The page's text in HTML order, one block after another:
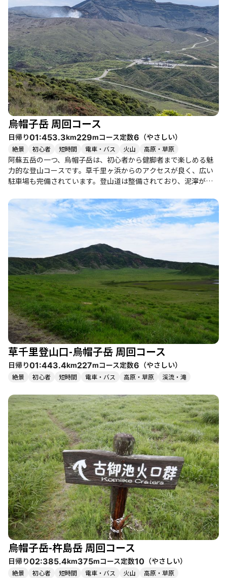
烏帽子岳 周回コース
日帰り01:453.3km229mコース定数6 （やさしい）
絶景 初心者 短時間 電車・バス 火山 高原・草原
阿蘇五岳の一つ、烏帽子岳は、初心者から健脚者まで楽しめる魅
力的な登山コースです。草千里ヶ浜からのアクセスが良く、広い
駐車場も完備されています。登山道は整備されており、泥濘があ
はミヤマキリシマの花が咲き誇り、登山者を楽しませてくれま
す。 登山者たちの体験談からは、烏帽子岳の山頂からの360°の眺
望が絶賛されています。晴れた日には、阿蘇山や草千里の美しい
景色が広がり、特に雲が晴れた瞬間の感動は格別です。山頂から
は、南阿蘇の町並みや、遠くの九重連山まで見渡せるため、達成
感と開放感を味わえます。特に、視界が開けた瞬間には「雄
大！」と感動する声が上がります。 季節ごとの魅力も豊かで、冬
には霧氷や雪化粧した景色が楽しめ、春には花々が咲き乱れま
す。特に、ミヤマキリシマの開花時期は多くの登山者が訪れるた
め、混雑が予想されますが、その美しさは一見の価値がありま
す。夏は緑が生い茂り、秋には紅葉が楽しめるため、四季折々の
表情を見せてくれます。 また、周辺には温泉やグルメスポットも
豊富で、登山後には大谷の湯でリフレッシュしたり、熊本ラーメ
ンを楽しむことができます。特に、草千里近くの飲食店では、地
元の食材を使った料理が味わえ、登山の疲れを癒してくれます。
烏帽子岳は、自然の美しさと登山の楽しさを兼ね備えた素晴らし
いコースです。家族連れや友人同士でのトレッキングにも最適
で、特に子供たちとも楽しく過ごせるでしょう。登山初心者でも
安心して挑戦できるコースですが、急な崩落や足元に注意が必要
な箇所もあるため、しっかりとした準備をして臨むことをおすす
めします。
草千里登山口-烏帽子岳 周回コース
日帰り01:443.4km227mコース定数6 （やさしい）
絶景 初心者 短時間 電車・バス 高原・草原 渓流・滝
烏帽子岳-杵島岳 周回コース
日帰り02:385.4km375mコース定数10 （やさしい）
絶景 初心者 短時間 電車・バス 火山 高原・草原